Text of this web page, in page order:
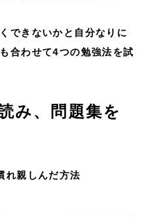
できないかと自分なりに
合わせて4つの勉強法を試
み、問題集を
れ親しんだ方法